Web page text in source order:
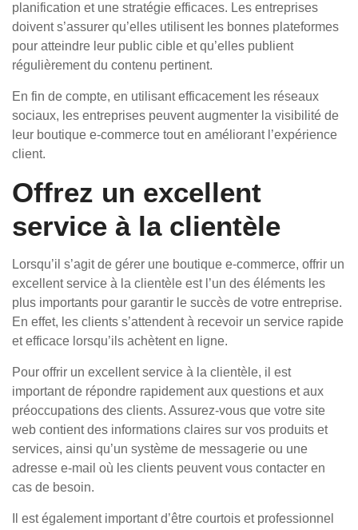
planification et une stratégie efficaces. Les entreprises
doivent s’assurer qu’elles utilisent les bonnes plateformes
pour atteindre leur public cible et qu’elles publient
régulièrement du contenu pertinent.
En fin de compte, en utilisant efficacement les réseaux
sociaux, les entreprises peuvent augmenter la visibilité de
leur boutique e-commerce tout en améliorant l’expérience
client.
Offrez un excellent
service à la clientèle
Lorsqu’il s’agit de gérer une boutique e-commerce, offrir un
excellent service à la clientèle est l’un des éléments les
plus importants pour garantir le succès de votre entreprise.
En effet, les clients s’attendent à recevoir un service rapide
et efficace lorsqu’ils achètent en ligne.
Pour offrir un excellent service à la clientèle, il est
important de répondre rapidement aux questions et aux
préoccupations des clients. Assurez-vous que votre site
web contient des informations claires sur vos produits et
services, ainsi qu’un système de messagerie ou une
adresse e-mail où les clients peuvent vous contacter en
cas de besoin.
Il est également important d’être courtois et professionnel